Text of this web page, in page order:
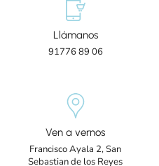
Llámanos
91776 89 06
Ven a vernos
Francisco Ayala 2, San
Sebastian de los Reyes